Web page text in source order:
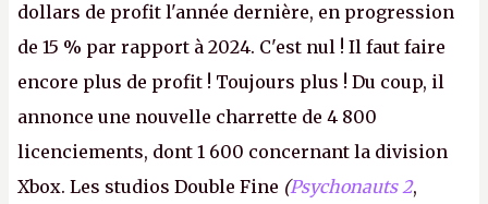
dollars de profit l'année dernière, en progression
de 15 % par rapport à 2024. C'est nul ! Il faut faire
encore plus de profit ! Toujours plus ! Du coup, il
annonce une nouvelle charrette de 4 800
licenciements, dont 1 600 concernant la division
Xbox. Les studios Double Fine (Psychonauts 2,